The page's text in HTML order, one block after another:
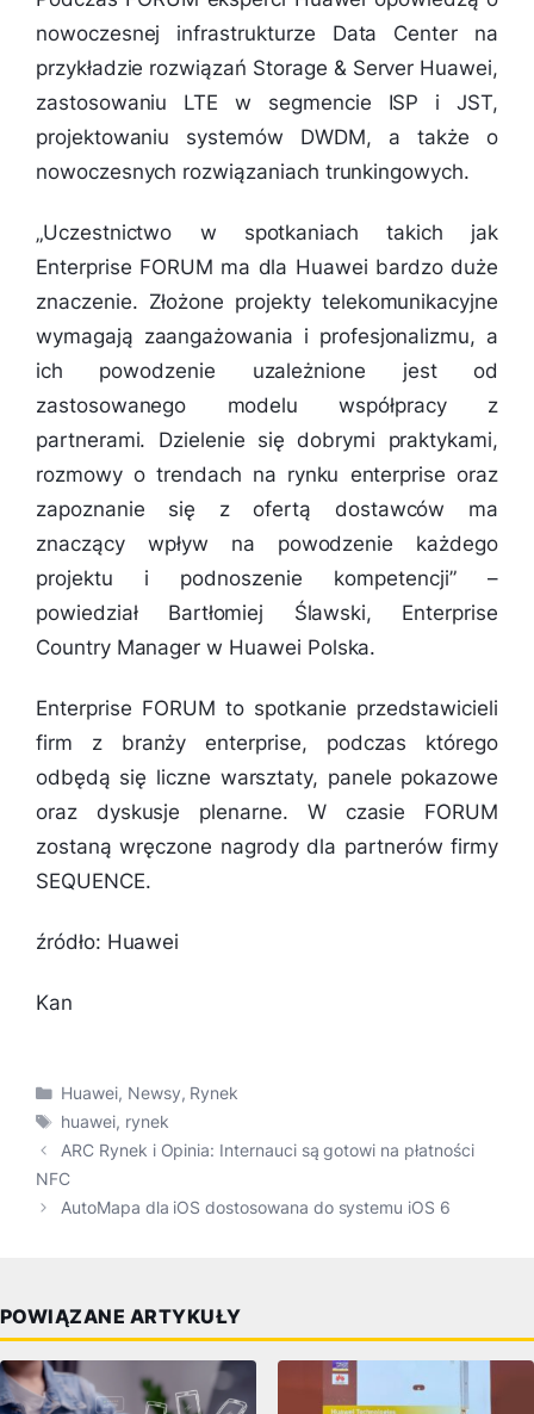
nowoczesnej infrastrukturze Data Center na
przykładzie rozwiązań Storage & Server Huawei,
zastosowaniu LTE w segmencie ISP i JST,
projektowaniu systemów DWDM, a także o
nowoczesnych rozwiązaniach trunkingowych.
„Uczestnictwo w spotkaniach takich jak
Enterprise FORUM ma dla Huawei bardzo duże
znaczenie. Złożone projekty telekomunikacyjne
wymagają zaangażowania i profesjonalizmu, a
ich powodzenie uzależnione jest od
zastosowanego modelu współpracy z
partnerami. Dzielenie się dobrymi praktykami,
rozmowy o trendach na rynku enterprise oraz
zapoznanie się z ofertą dostawców ma
znaczący wpływ na powodzenie każdego
projektu i podnoszenie kompetencji” –
powiedział Bartłomiej Ślawski, Enterprise
Country Manager w Huawei Polska.
Enterprise FORUM to spotkanie przedstawicieli
firm z branży enterprise, podczas którego
odbędą się liczne warsztaty, panele pokazowe
oraz dyskusje plenarne. W czasie FORUM
zostaną wręczone nagrody dla partnerów firmy
SEQUENCE.
źródło: Huawei
Kan
Kategorie
Huawei, Newsy, Rynek
Tagi
huawei, rynek
ARC Rynek i Opinia: Internauci są gotowi na płatności
NFC
AutoMapa dla iOS dostosowana do systemu iOS 6
POWIĄZANE ARTYKUŁY